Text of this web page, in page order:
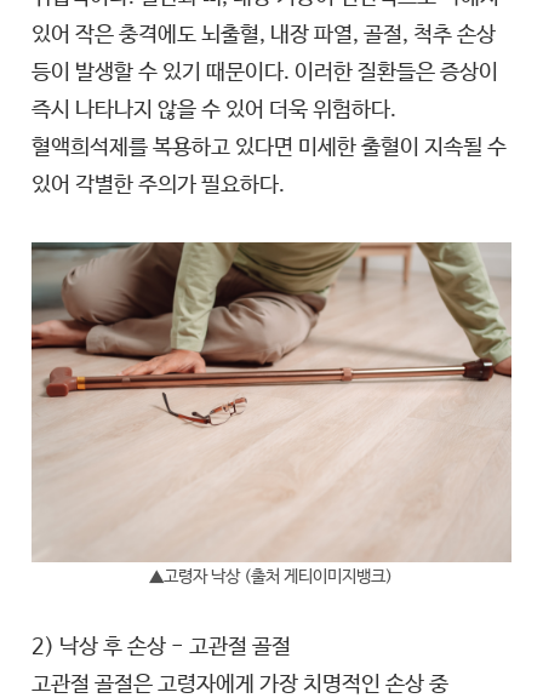
있어 작은 충격에도 뇌출혈, 내장 파열, 골절, 척추 손상
등이 발생할 수 있기 때문이다. 이러한 질환들은 증상이
즉시 나타나지 않을 수 있어 더욱 위험하다.
혈액희석제를 복용하고 있다면 미세한 출혈이 지속될 수
있어 각별한 주의가 필요하다.
▲고령자 낙상 (출처 게티이미지뱅크)
2) 낙상 후 손상 - 고관절 골절
고관절 골절은 고령자에게 가장 치명적인 손상 중